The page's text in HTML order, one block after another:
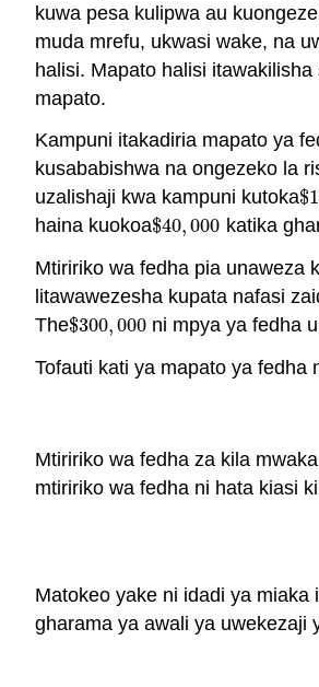
kuwa pesa kulipwa au
muda mrefu, ukwasi wake, na
halisi. Mapato halisi
mapato.
Kampuni itakadiria mapato ya
kusababishwa na ongezeko la
uzalishaji kwa kampuni kutoka$
$
haina kuokoa$40,000
$40, 000 katika
Mtiririko wa fedha pia unaweza
litawawezesha kupata nafasi
The$300,000
$300 ,000 ni mpya ya fedha
Tofauti kati ya mapato ya fedha
Mtiririko wa fedha za kila
mtiririko wa fedha ni hata kiasi
Matokeo yake ni idadi ya
gharama ya awali ya uwekezaji